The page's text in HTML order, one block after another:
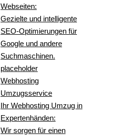
Webseiten:
Gezielte und intelligente
SEO-Optimierungen für
Google und andere
Suchmaschinen.
placeholder
Webhosting
Umzugsservice
Ihr Webhosting Umzug in
Expertenhänden:
Wir sorgen für einen